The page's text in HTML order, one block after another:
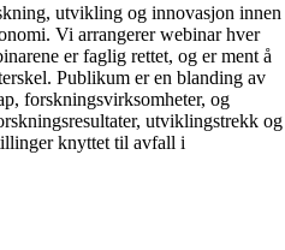
utvikling og innovasjon innen
Vi arrangererwebinarhver
er faglig rettet, og er ment å
Publikum er en blanding av
forskningsvirksomheter, og
utviklingstrekk og
knyttet til avfall i